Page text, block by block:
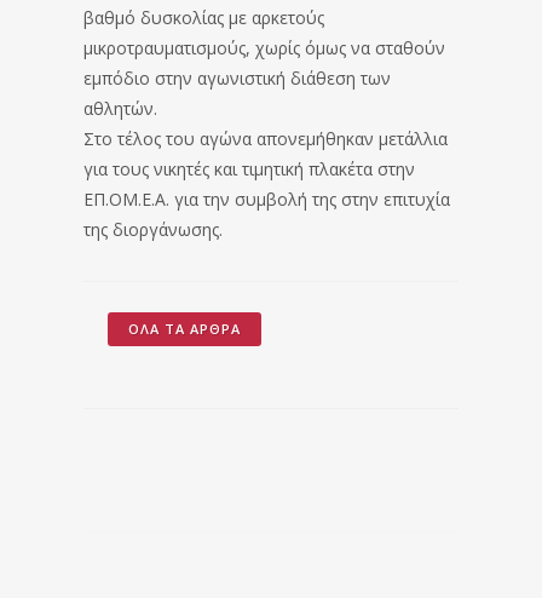
βαθμό δυσκολίας με αρκετούς
μικροτραυματισμούς, χωρίς όμως να σταθούν
εμπόδιο στην αγωνιστική διάθεση των
αθλητών.
Στο τέλος του αγώνα απονεμήθηκαν μετάλλια
για τους νικητές και τιμητική πλακέτα στην
ΕΠ.ΟΜ.Ε.Α. για την συμβολή της στην επιτυχία
της διοργάνωσης.
ΌΛΑ ΤΑ ΆΡΘΡΑ